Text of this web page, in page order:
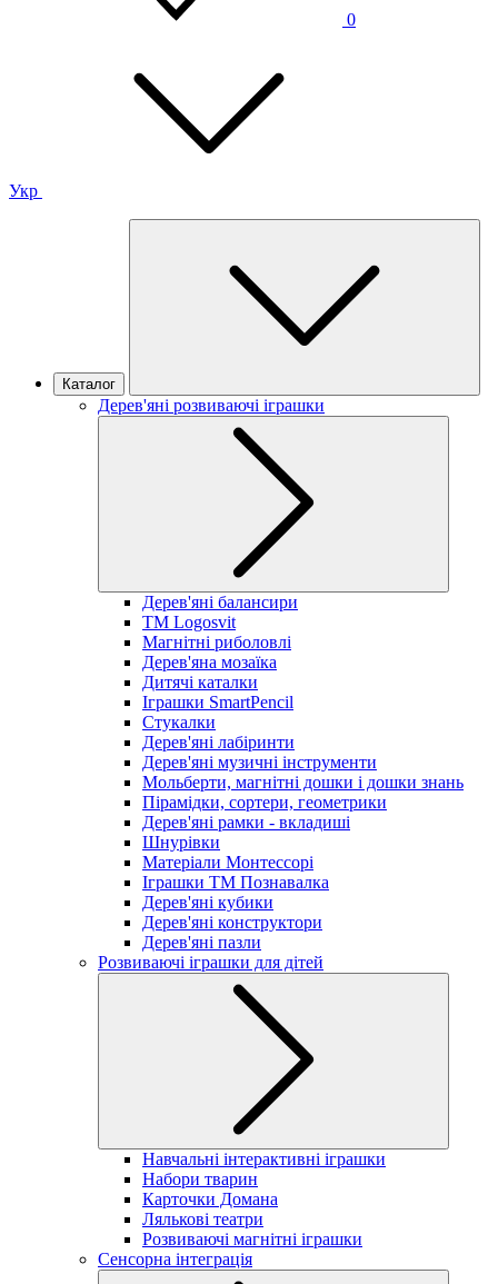
0
Укр
Каталог
Дерев'яні розвиваючі іграшки
Дерев'яні балансири
TM Logosvit
Магнітні риболовлі
Дерев'яна мозаїка
Дитячі каталки
Іграшки SmartPencil
Стукалки
Дерев'яні лабіринти
Дерев'яні музичні інструменти
Мольберти, магнітні дошки і дошки знань
Пірамідки, сортери, геометрики
Дерев'яні рамки - вкладиші
Шнурівки
Матеріали Монтессорі
Іграшки ТМ Познавалка
Дерев'яні кубики
Дерев'яні конструктори
Дерев'яні пазли
Розвиваючі іграшки для дітей
Навчальні інтерактивні іграшки
Набори тварин
Карточки Домана
Лялькові театри
Розвиваючі магнітні іграшки
Сенсорна інтеграція